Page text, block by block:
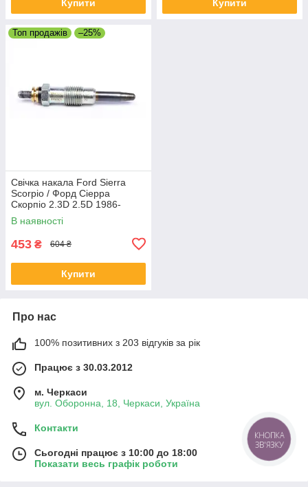
Купити Купити
Топ продажів –25%
Свічка накала Ford Sierra
Scorpio / Форд Сіерра
Скорпіо 2.3D 2.5D 1986-
В наявності
453 ₴ 604 ₴
Купити
Про нас
100% позитивних з 203 відгуків за рік
Працює з 30.03.2012
м. Черкаси
вул. Оборонна, 18, Черкаси, Україна
Контакти
Сьогодні працює з 10:00 до 18:00
Показати весь графік роботи
КНОПКА
ЗВ'ЯЗКУ